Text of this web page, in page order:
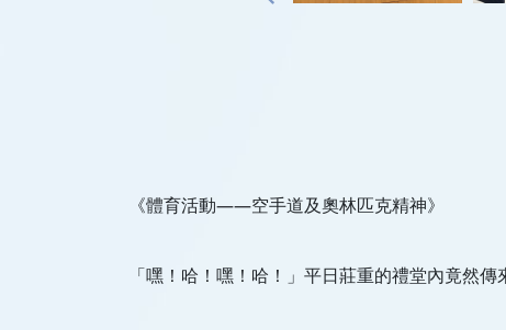
《體育活動——空手道及奧林匹克精神》
「嘿！哈！嘿！哈！」平日莊重的禮堂內竟然